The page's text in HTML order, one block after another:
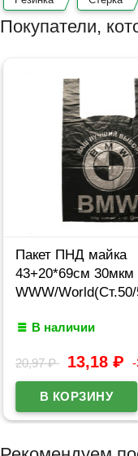
Покупатели,
Пакет ПНД майка
43+20*69см 30мкм
WWW/
В наличии
20,97₽ 13,18 ₽